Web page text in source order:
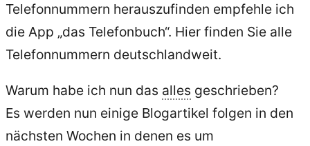
Telefonnummern herauszufinden empfehle ich
die App „das Telefonbuch“. Hier finden Sie alle
Telefonnummern deutschlandweit.
Warum habe ich nun das alles geschrieben?
Es werden nun einige Blogartikel folgen in den
nächsten Wochen in denen es um